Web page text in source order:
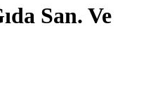
San. Ve